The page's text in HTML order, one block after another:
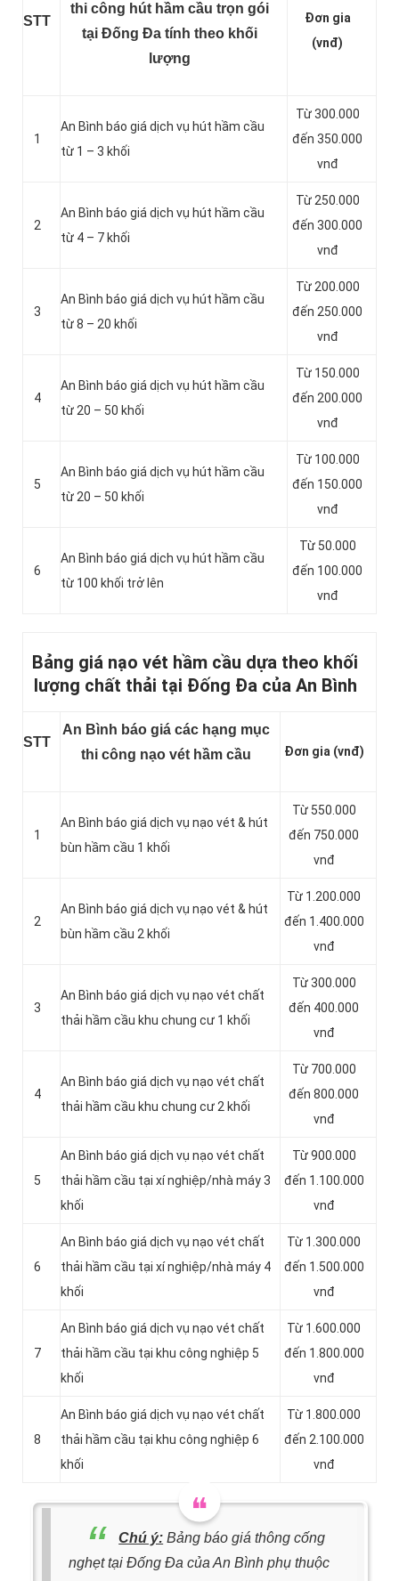
STT
thi công hút hầm cầu trọn gói
tại Đống Đa tính theo khối
lượng
Đơn gia
(vnđ)
1
An Bình báo giá dịch vụ hút hầm cầu
từ 1 – 3 khối
Từ 300.000
đến 350.000
vnđ
2
An Bình báo giá dịch vụ hút hầm cầu
từ 4 – 7 khối
Từ 250.000
đến 300.000
vnđ
3
An Bình báo giá dịch vụ hút hầm cầu
từ 8 – 20 khối
Từ 200.000
đến 250.000
vnđ
4
An Bình báo giá dịch vụ hút hầm cầu
từ 20 – 50 khối
Từ 150.000
đến 200.000
vnđ
5
An Bình báo giá dịch vụ hút hầm cầu
từ 20 – 50 khối
Từ 100.000
đến 150.000
vnđ
6
An Bình báo giá dịch vụ hút hầm cầu
từ 100 khối trở lên
Từ 50.000
đến 100.000
vnđ
Bảng giá nạo vét hầm cầu dựa theo khối
lượng chất thải tại Đống Đa của An Bình
STT
An Bình báo giá các hạng mục
thi công nạo vét hầm cầu
Đơn gia (vnđ)
1
An Bình báo giá dịch vụ nạo vét & hút
bùn hầm cầu 1 khối
Từ 550.000
đến 750.000
vnđ
2
An Bình báo giá dịch vụ nạo vét & hút
bùn hầm cầu 2 khối
Từ 1.200.000
đến 1.400.000
vnđ
3
An Bình báo giá dịch vụ nạo vét chất
thải hầm cầu khu chung cư 1 khối
Từ 300.000
đến 400.000
vnđ
4
An Bình báo giá dịch vụ nạo vét chất
thải hầm cầu khu chung cư 2 khối
Từ 700.000
đến 800.000
vnđ
5
An Bình báo giá dịch vụ nạo vét chất
thải hầm cầu tại xí nghiệp/nhà máy 3
khối
Từ 900.000
đến 1.100.000
vnđ
6
An Bình báo giá dịch vụ nạo vét chất
thải hầm cầu tại xí nghiệp/nhà máy 4
khối
Từ 1.300.000
đến 1.500.000
vnđ
7
An Bình báo giá dịch vụ nạo vét chất
thải hầm cầu tại khu công nghiệp 5
khối
Từ 1.600.000
đến 1.800.000
vnđ
8
An Bình báo giá dịch vụ nạo vét chất
thải hầm cầu tại khu công nghiệp 6
khối
Từ 1.800.000
đến 2.100.000
vnđ
Chú ý: Bảng báo giá thông cống
nghẹt tại Đống Đa của An Bình phụ thuộc